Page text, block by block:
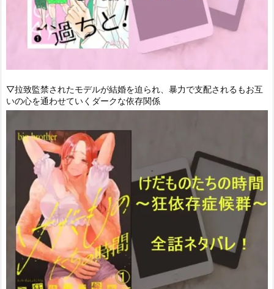
▽拉致監禁されたモデルが結婚を迫られ、暴力で支配されるもお互
いの心を通わせていくダークな依存関係